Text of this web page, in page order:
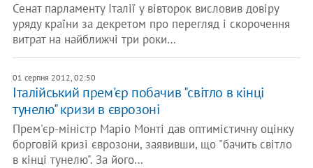
Сенат парламенту Італії у вівторок висловив довіру
уряду країни за декретом про перегляд і скорочення
витрат на найближчі три роки…
01 серпня 2012, 02:50
Італійський прем'єр побачив "світло в кінці
тунелю" кризи в єврозоні
Прем'єр-міністр Маріо Монті дав оптимістичну оцінку
борговій кризі єврозони, заявивши, що "бачить світло
в кінці тунелю". За його…